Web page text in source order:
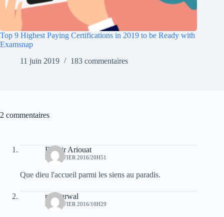
Top 9 Highest Paying Certifications in 2019 to be Ready with
Examsnap
11 juin 2019
183 commentaires
2 commentaires
Bachir Ariouat
27 JANVIER 2016/20H51
Que dieu l'accueil parmi les siens au paradis.
moh arwal
29 JANVIER 2016/10H29